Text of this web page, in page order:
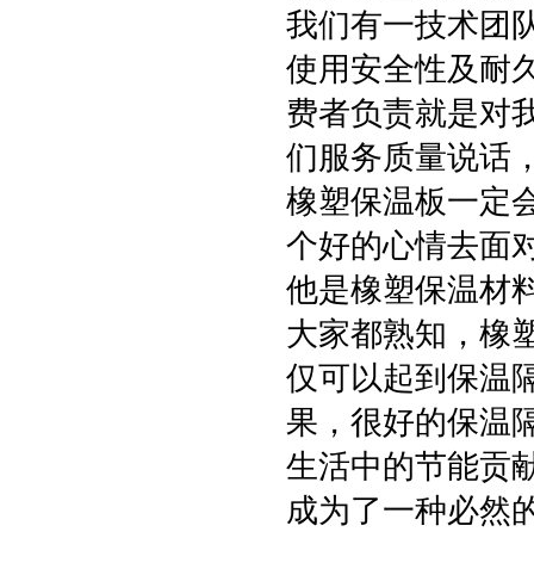
我们有一技术团
使用安全性及耐
费者负责就是对
们服务质量说话
橡塑保温板一定
个好的心情去面
他是橡塑保温材
大家都熟知，橡
仅可以起到保温
果，很好的保温
生活中的节能贡
成为了一种必然